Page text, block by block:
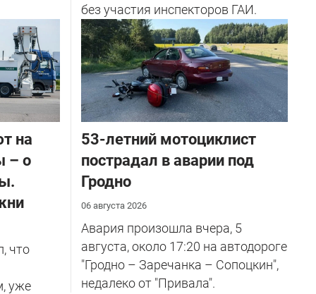
без участия инспекторов ГАИ.
на
– о
что
уже
53-летний мотоциклист
пострадал в аварии под
Гродно
06 августа 2026
Авария произошла вчера, 5
августа, около 17:20 на автодороге
"Гродно – Заречанка – Сопоцкин",
недалеко от "Привала".